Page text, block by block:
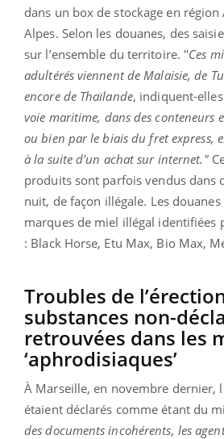
dans un box de stockage en région
Alpes. Selon les douanes, des
sur l’ensemble du territoire. "Ces
adultérés viennent de Malaisie, de
encore de Thaïlande, indiquent-
voie maritime, dans des conteneurs
ou bien par le biais du fret express,
à la suite d'un achat sur internet."
produits sont parfois vendus dans
nuit, de façon illégale. Les
marques de miel illégal identifiées
: Black Horse, Etu Max, Bio Max,
Troubles de
substances non-
retrouvées dans les
‘aphrodisiaques’
À Marseille, en novembre dernier,
étaient déclarés comme étant du
des documents incohérents, les